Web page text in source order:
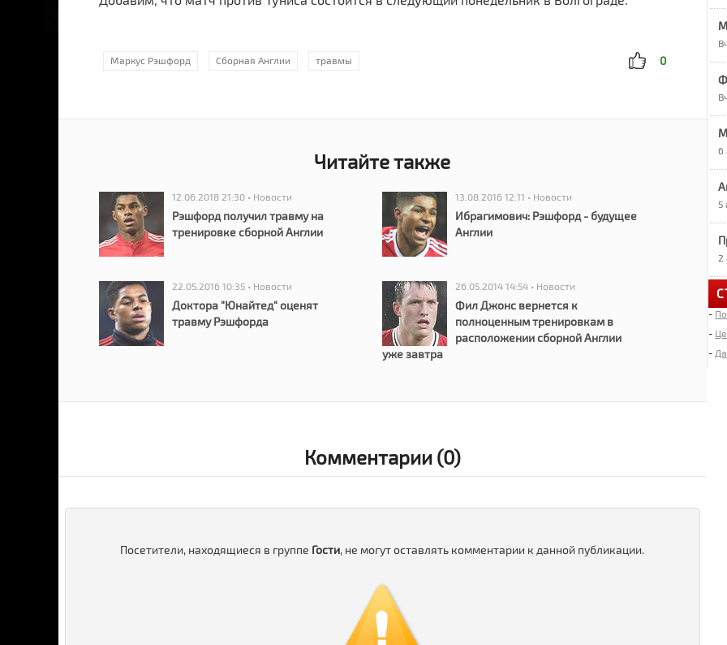
Маркус Рэшфорд Сборная Англии травмы 0
Читайте также
12.06.2018 21:30 • Новости
Рэшфорд получил травму на
тренировке сборной Англии
13.08.2016 12:11 • Новости
Ибрагимович: Рэшфорд - будущее
Англии
22.05.2016 10:35 • Новости
Доктора "Юнайтед" оценят
травму Рэшфорда
26.05.2014 14:54 • Новости
Фил Джонс вернется к
полноценным тренировкам в
расположении сборной Англии
уже завтра
Комментарии (0)
Посетители, находящиеся в группе Гости, не могут оставлять комментарии к данной публикации.
9
6
6
5
2
-
-
-